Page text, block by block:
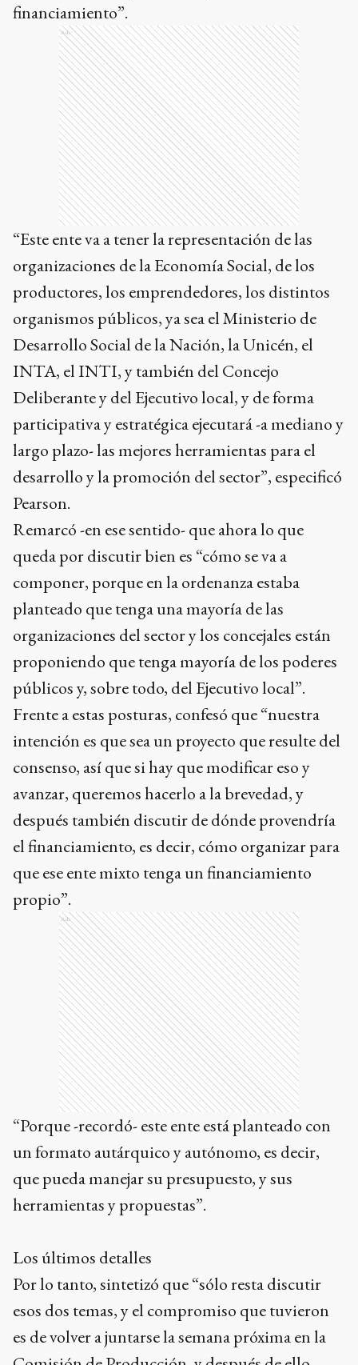
financiamiento”.
Ads
“Este ente va a tener la representación de las
organizaciones de la Economía Social, de los
productores, los emprendedores, los distintos
organismos públicos, ya sea el Ministerio de
Desarrollo Social de la Nación, la Unicén, el
INTA, el INTI, y también del Concejo
Deliberante y del Ejecutivo local, y de forma
participativa y estratégica ejecutará -a mediano y
largo plazo- las mejores herramientas para el
desarrollo y la promoción del sector”, especificó
Pearson.
Remarcó -en ese sentido- que ahora lo que
queda por discutir bien es “cómo se va a
componer, porque en la ordenanza estaba
planteado que tenga una mayoría de las
organizaciones del sector y los concejales están
proponiendo que tenga mayoría de los poderes
públicos y, sobre todo, del Ejecutivo local”.
Frente a estas posturas, confesó que “nuestra
intención es que sea un proyecto que resulte del
consenso, así que si hay que modificar eso y
avanzar, queremos hacerlo a la brevedad, y
después también discutir de dónde provendría
el financiamiento, es decir, cómo organizar para
que ese ente mixto tenga un financiamiento
propio”.
Ads
“Porque -recordó- este ente está planteado con
un formato autárquico y autónomo, es decir,
que pueda manejar su presupuesto, y sus
herramientas y propuestas”.
Los últimos detalles
Por lo tanto, sintetizó que “sólo resta discutir
esos dos temas, y el compromiso que tuvieron
es de volver a juntarse la semana próxima en la